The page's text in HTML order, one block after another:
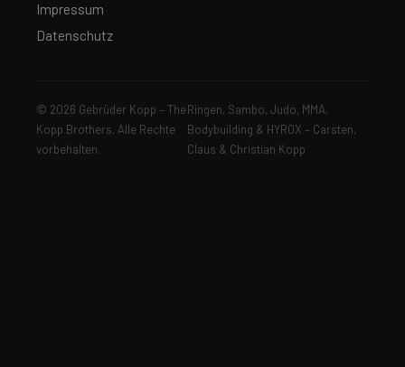
Impressum
Datenschutz
© 2026 Gebrüder Kopp – The
Kopp Brothers. Alle Rechte
vorbehalten.
Ringen, Sambo, Judo, MMA,
Bodybuilding & HYROX – Carsten,
Claus & Christian Kopp